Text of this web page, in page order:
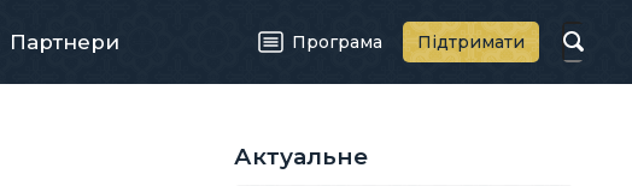
Партнери Програма Підтримати
Актуальне